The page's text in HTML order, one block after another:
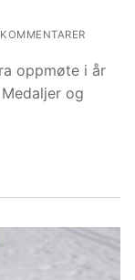
oppmøte i år
og